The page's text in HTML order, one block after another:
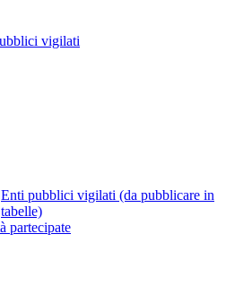
vigilati
Enti pubblici vigilati (da pubblicare in
tabelle)
partecipate